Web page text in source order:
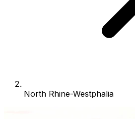
North Rhine-Westphalia